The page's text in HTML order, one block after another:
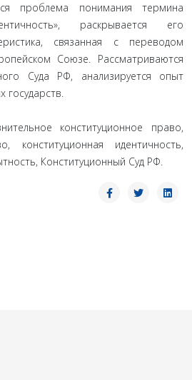
проблема понимания термина
раскрывается его
связанная с переводом
Союзе. Рассматриваются
Суда РФ, анализируется опыт
государств.
конституционное право,
конституционная идентичность,
Конституционный Суд РФ.